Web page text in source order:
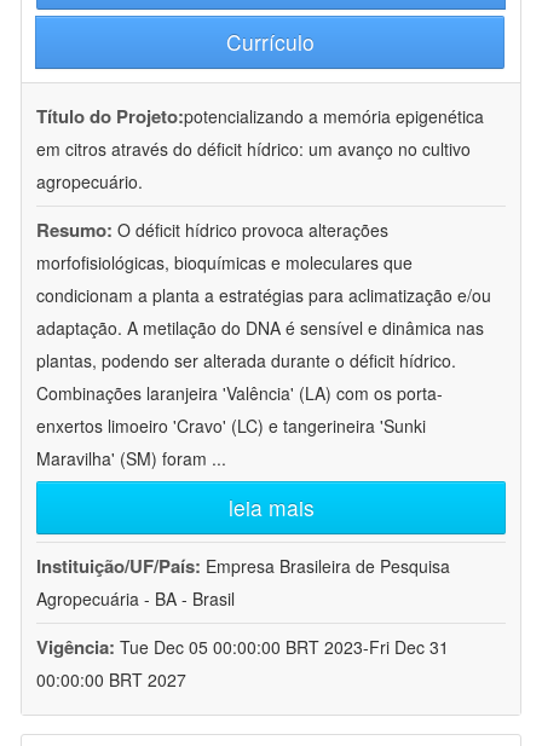
Currículo
Título do Projeto:potencializando a memória epigenética
em citros através do déficit hídrico: um avanço no cultivo
agropecuário.
Resumo: O déficit hídrico provoca alterações
morfofisiológicas, bioquímicas e moleculares que
condicionam a planta a estratégias para aclimatização e/ou
adaptação. A metilação do DNA é sensível e dinâmica nas
plantas, podendo ser alterada durante o déficit hídrico.
Combinações laranjeira 'Valência' (LA) com os porta-
enxertos limoeiro 'Cravo' (LC) e tangerineira 'Sunki
Maravilha' (SM) foram ...
leia mais
Instituição/UF/País: Empresa Brasileira de Pesquisa
Agropecuária - BA - Brasil
Vigência: Tue Dec 05 00:00:00 BRT 2023-Fri Dec 31
00:00:00 BRT 2027